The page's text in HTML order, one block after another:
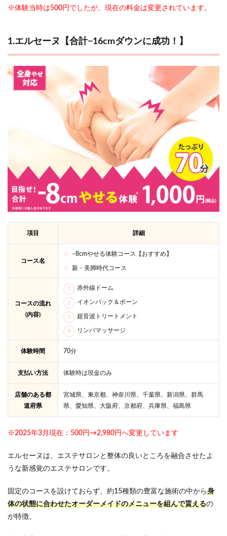
を複
コイ
ンで
よく
痩せ
るコ
身エ
ステ
体験
に行
く前
つの
まと
※体験当時は500円でしたが、現在の料金は変更されています。
1.エルセーヌ【合計−16cmダウンに成功！】
項目 詳細
コース名
−8cmやせる体験コース【おすすめ】
新・美脚時代コース
コースの流れ
(内容)
赤外線ドーム
イオンパック＆ボーン
超音波トリートメント
リンパマッサージ
体験時間 70分
支払い方法 体験時は現金のみ
店舗のある都
道府県
宮城県、東京都、神奈川県、千葉県、新潟県、群馬
県、愛知県、大阪府、京都府、兵庫県、福島県
※2025年3月現在：500円→2,980円へ変更しています
エルセーヌは、エステサロンと整体の良いところを融合させたよ
うな新感覚のエステサロンです。
固定のコースを設けておらず、約15種類の豊富な施術の中から身
体の状態に合わせたオーダーメイドのメニューを組んで貰えるの
が特徴。